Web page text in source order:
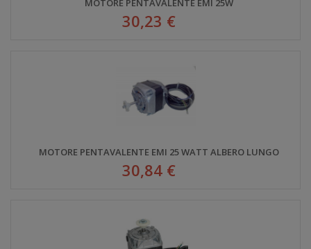
MOTORE PENTAVALENTE EMI 25W
30,23 €
MOTORE PENTAVALENTE EMI 25 WATT ALBERO LUNGO
30,84 €